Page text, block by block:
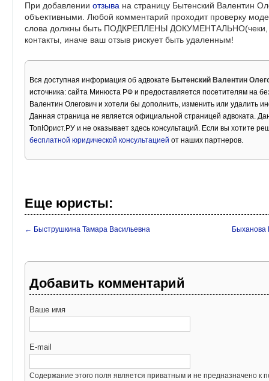
При добавлении отзыва на страницу Бытенский Валентин
объективными. Любой комментарий проходит проверку
слова должны быть ПОДКРЕПЛЕНЫ ДОКУМЕНТАЛЬНО(чеки,
контакты, иначе ваш отзыв рискует быть удаленным!
Вся доступная информация об адвокате Бытенский Валентин
источника: сайта Минюста РФ и предоставляется посетителям на
Валентин Олегович и хотели бы дополнить, изменить или удалить
Данная страница не является официальной страницей адвоката.
ТопЮрист.РУ и не оказывает здесь консультаций. Если вы хотите
бесплатной юридической консультацией от наших партнеров.
Еще юристы:
← Быструшкина Тамара Васильевна
Добавить комментарий
Ваше имя
E-mail
Содержание этого поля является приватным и не предназначено к